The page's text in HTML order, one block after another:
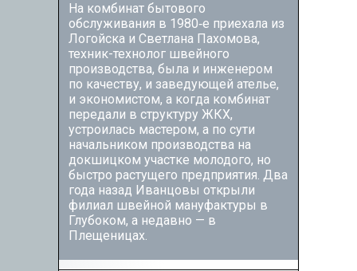
На комбинат бытового
обслуживания в 1980‑е приехала из
Логойска и Светлана Пахомова,
техник-­технолог швейного
производства, была и инженером
по качеству, и заведующей ателье,
и экономистом, а когда комбинат
передали в структуру ЖКХ,
устроилась мастером, а по сути
начальником производства на
докшицком участке молодого, но
быстро растущего предприятия. Два
года назад Иванцовы открыли
филиал швейной мануфактуры в
Глубоком, а недавно — в
Плещеницах.